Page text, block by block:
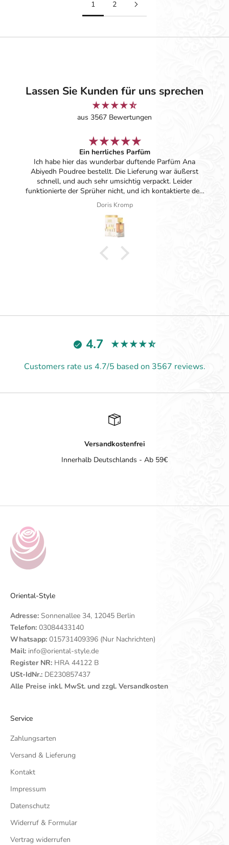
1 2
Lassen Sie Kunden für uns sprechen
aus 3567 Bewertungen
Ein herrliches Parfüm
Ich habe hier das wunderbar duftende Parfüm Ana
Abiyedh Poudree bestellt. Die Lieferung war äußerst
schnell, und auch sehr umsichtig verpackt. Leider
funktionierte der Sprüher nicht, und ich kontaktierte den
Kundenservice. Hier wurde mir wirklich sehr nett und
zuvorkommend ohne Probleme geholfen. Danke nochmal
dafür!
Diese Firma kann ich nur empfehlen, und ich werde bei
Bedarf immer wieder hier einkaufen!❤️
Doris Kromp
4.7
Customers rate us 4.7/5 based on 3567 reviews.
Versandkostenfrei
Innerhalb Deutschlands - Ab 59€
Oriental-Style
Adresse: Sonnenallee 34, 12045 Berlin
Telefon: 03084433140
Whatsapp: 015731409396 (Nur Nachrichten)
Mail: info@oriental-style.de
Register NR: HRA 44122 B
USt-IdNr.: DE230857437
Alle Preise inkl. MwSt. und zzgl. Versandkosten
Service
Zahlungsarten
Versand & Lieferung
Kontakt
Impressum
Datenschutz
Widerruf & Formular
Vertrag widerrufen